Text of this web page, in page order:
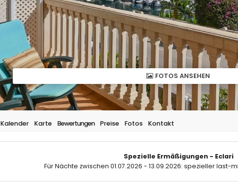
FOTOS ANSEHEN
Kalender Karte Bewertungen Preise Fotos Kontakt
Spezielle Ermäßigungen - Eclari
Für Nächte zwischen 01.07.2026 - 13.09.2026: spezieller last-